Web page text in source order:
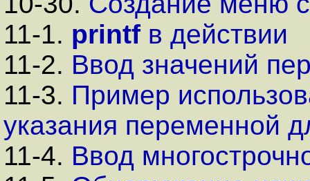
11-1. printf в действии
11-2. Ввод значений
11-3. Пример
указания переменной
11-4. Ввод